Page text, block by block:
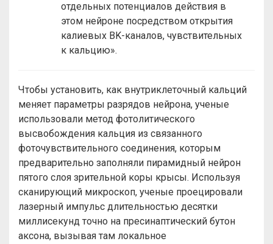
отдельных потенциалов действия в
этом нейроне посредством открытия
калиевых BK-каналов, чувствительных
к кальцию».
Чтобы установить, как внутриклеточный кальций
меняет параметры разрядов нейрона, ученые
использовали метод фотолитического
высвобождения кальция из связанного
фоточувствительного соединения, которым
предварительно заполняли пирамидный нейрон
пятого слоя зрительной коры крысы. Используя
сканирующий микроскоп, ученые проецировали
лазерный импульс длительностью десятки
миллисекунд точно на пресинаптический бутон
аксона, вызывая там локальное